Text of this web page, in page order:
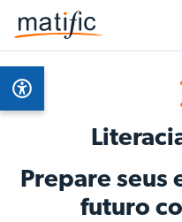
Prepare seus
futuro